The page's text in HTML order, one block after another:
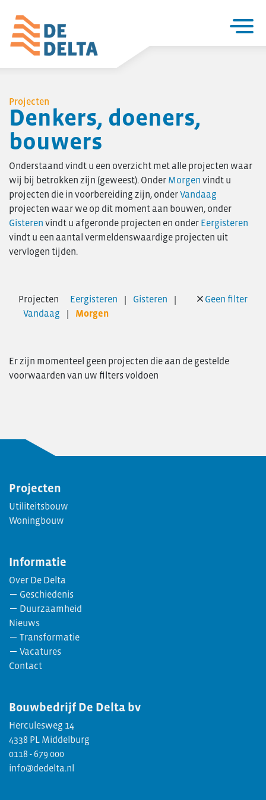
Projecten
Utiliteitsbouw
Woningbouw
Over De Delta
Zakelijke utiliteitsbouw
Particuliere woningbouw
Seriematige woningbouw
Verbouw & onderhoud
Renovatie en verduurzaming
Project- ontwikkeling
Transformatie
Projecten
Denkers, doeners,
bouwers
Onderstaand vindt u een overzicht met alle projecten waar
wij bij betrokken zijn (geweest). Onder Morgen vindt u
projecten die in voorbereiding zijn, onderVandaag
projecten waar we op dit moment aan bouwen, onder
Gisteren vindt u afgeronde projecten en onder Eergisteren
vindt u een aantal vermeldenswaardige projecten uit
vervlogen tijden.
Geen filter
Projecten Eergisteren
Gisteren
Vandaag
Morgen
Er zijn momenteel geen projecten die aan de gestelde
voorwaarden van uw filters voldoen
Projecten
Utiliteitsbouw
Woningbouw
Informatie
Over De Delta
Geschiedenis
Duurzaamheid
Nieuws
Transformatie
Vacatures
Contact
Bouwbedrijf De Delta bv
Herculesweg 14
4338 PL Middelburg
0118 - 679 000
info@dedelta.nl